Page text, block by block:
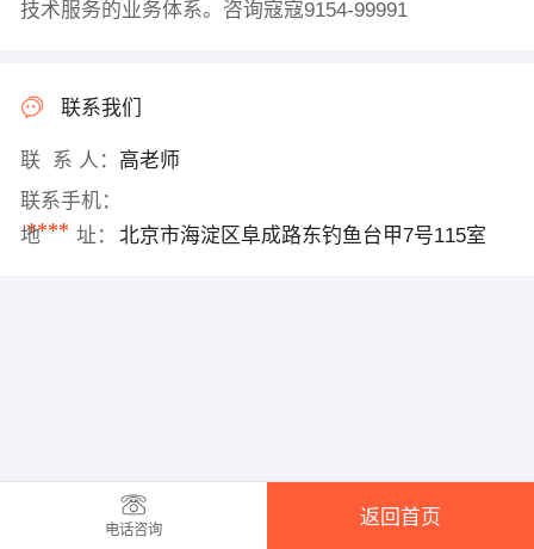
技术服务的业务体系。咨询寇寇9154-99991
联系我们
联 系 人： 高老师
联系手机：
****
地 址： 北京市海淀区阜成路东钓鱼台甲7号115室
电话咨询
返回首页